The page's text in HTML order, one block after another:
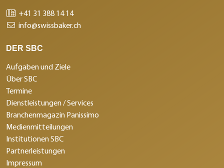
+41 31 388 14 14
info@swissbaker.ch
DER SBC
Aufgaben und Ziele
Über SBC
Termine
Dienstleistungen / Services
Branchenmagazin Panissimo
Medienmitteilungen
Institutionen SBC
Partnerleistungen
Impressum